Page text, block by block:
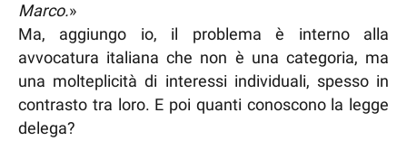
Marco.»
Ma, aggiungo io, il problema è interno alla
avvocatura italiana che non è una categoria, ma
una molteplicità di interessi individuali, spesso in
contrasto tra loro. E poi quanti conoscono la legge
delega?